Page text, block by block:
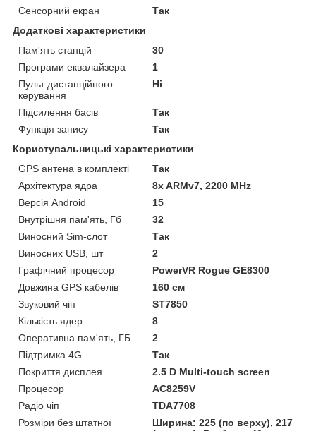
Сенсорний екран
Так
Додаткові характеристики
Пам'ять станцій
30
Програми еквалайзера
1
Пульт дистанційного
керування
Ні
Підсилення басів
Так
Функція запису
Так
Користувальницькі характеристики
GPS антена в комплекті
Так
Архітектура ядра
8x ARMv7, 2200 MHz
Версія Android
15
Внутрішня пам'ять, Гб
32
Виносний Sim-слот
Так
Виносних USB, шт
2
Графічний процесор
PowerVR Rogue GE8300
Довжина GPS кабелів
160 см
Звуковий чіп
ST7850
Кількість ядер
8
Оперативна пам'ять, ГБ
2
Підтримка 4G
Так
Покриття дисплея
2.5 D Multi-touch screen
Процесор
AC8259V
Радіо чіп
TDA7708
Розміри без штатної
Ширина: 225 (по верху), 217